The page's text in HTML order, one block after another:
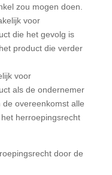
zou mogen doen.
voor
die het gevolg is
product die verder
voor
als de ondernemer
overeenkomst alle
herroepingsrecht
door de